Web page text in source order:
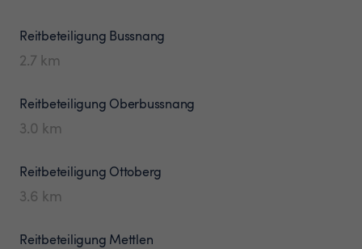
Reitbeteiligung Bussnang
2.7 km
Reitbeteiligung Oberbussnang
3.0 km
Reitbeteiligung Ottoberg
3.6 km
Reitbeteiligung Mettlen